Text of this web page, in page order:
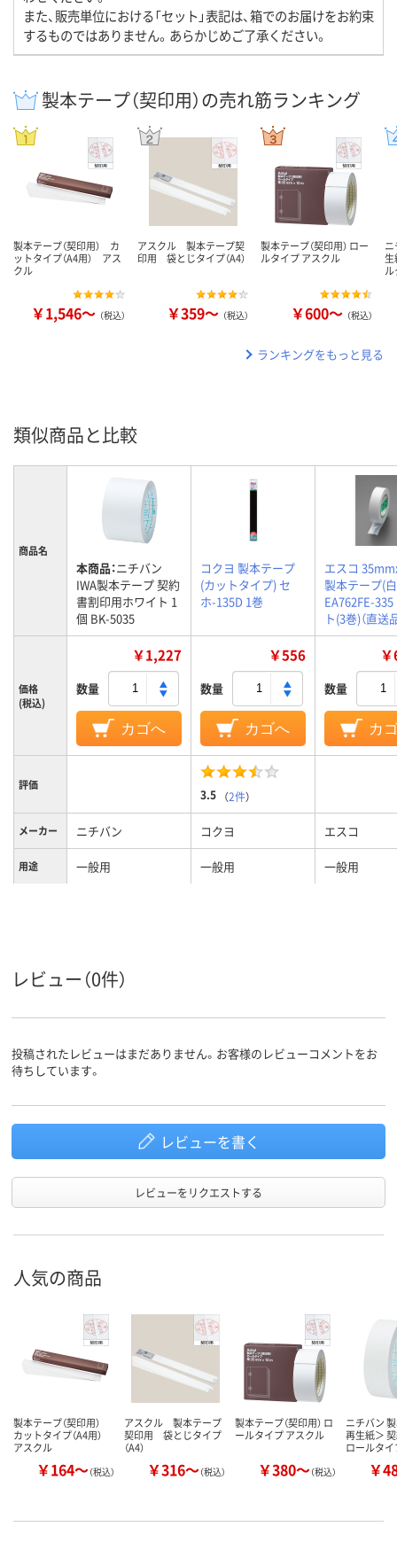
また、販売単位における「セット」表記は、箱でのお届けをお約束
するものではありません。あらかじめご了承ください。
製本テープ（契印用）の売れ筋ランキング
製本テープ（契印用） カ
ットタイプ（A4用） アス
クル
￥1,546～ （税込）
アスクル 製本テープ契
印用 袋とじタイプ（A4）
￥359～ （税込）
製本テープ（契印用） ロー
ルタイプ アスクル
￥600～ （税込）
生
ランキングをもっと見る
類似商品と比較
商品名
本商品：ニチバン
IWA製本テープ 契約
書割印用ホワイト 1
個 BK-5035
コクヨ 製本テープ
(カットタイプ) セ
ホ-135D 1巻
エスコ
製本テープ(
EA762FE-
ト(3巻)（直送
価格
(税込)
￥1,227
数量
カゴへ
￥556
数量
カゴへ
数量
カ
評価
3.5 （2件）
メーカー ニチバン コクヨ エスコ
用途 一般用 一般用 一般用
レビュー（0件）
投稿されたレビューはまだありません。お客様のレビューコメントをお
待ちしています。
レビューを書く
レビューをリクエストする
人気の商品
製本テープ（契印用）
カットタイプ（A4用）
アスクル
￥164～（税込）
アスクル 製本テープ
契印用 袋とじタイプ
（A4）
￥316～（税込）
製本テープ（契印用） ロ
ールタイプ アスクル
￥380～（税込）
ニチバン
再生紙＞
ロールタイ
￥